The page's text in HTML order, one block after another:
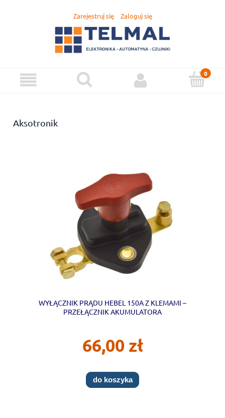
Zarejestruj się Zaloguj się
Aksotronik
WYŁĄCZNIK PRĄDU HEBEL 150A Z KLEMAMI –
PRZEŁĄCZNIK AKUMULATORA
66,00 zł
do koszyka